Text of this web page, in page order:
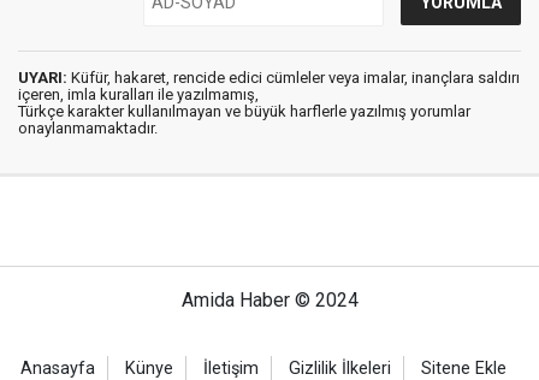
UYARI: Küfür, hakaret, rencide edici cümleler veya imalar, inançlara saldırı
içeren, imla kuralları ile yazılmamış,
Türkçe karakter kullanılmayan ve büyük harflerle yazılmış yorumlar
onaylanmamaktadır.
Amida Haber © 2024
Anasayfa Künye İletişim Gizlilik İlkeleri Sitene Ekle